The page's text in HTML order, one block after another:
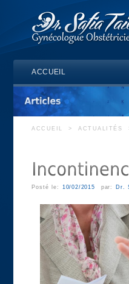
ACCUEIL
ACCUEIL > ACTUALITÉS
Posté le: 10/02/2015 par: Dr.